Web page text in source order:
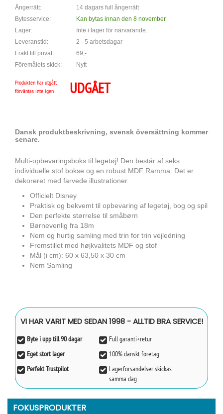
Ångerrätt:
14 dagars full ångerrätt
Bytesservice:
Kan bytas innan den 8 november
Lager:
Inte i lager för närvarande.
Leveranstid:
2 - 5 arbetsdagar
Frakt till privat:
69,-
Föremålets skick:
Nytt
Produkten har utgått
förväntas inte igen
UDGÅET
Dansk produktbeskrivning, svensk översättning kommer
senare.
Multi-opbevaringsboks til legetøj! Den består af seks
individuelle stof bokse og en robust MDF Ramma. Det er
dekoreret med farvede illustrationer.
Officielt Disney
Praktisk og bekvemt til opbevaring af legetøj, bog og spil
Den perfekte størrelse til småbørn
Børnevenlig fra 18m
Nem og hurtig samling med trin for trin vejledning
Fremstillet med højkvalitets MDF og stof
Mål (i cm): 60 x 63,50 x 30 cm
Nem Samling
VI HAR VARIT MED SEDAN 1998 - ALLTID BRA SERVICE!
Byte i upp till 90 dagar
Full garanti+retur
Eget stort lager
100% danskt företag
Perfekt Trustpilot
Lagerförsändelser skickas
samma dag
FOKUSPRODUKTER